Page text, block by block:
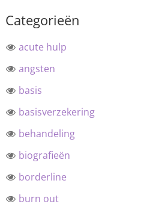
Categorieën
acute hulp
angsten
basis
basisverzekering
behandeling
biografieën
borderline
burn out